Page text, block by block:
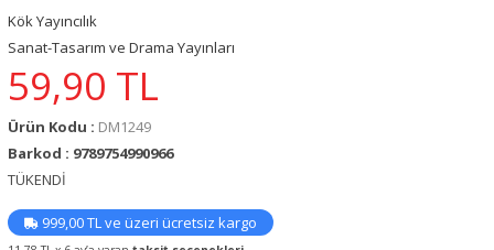
Kök Yayıncılık
Sanat-Tasarım ve Drama Yayınları
59,90 TL
Ürün Kodu : DM1249
Barkod : 9789754990966
TÜKENDİ
999,00 TL ve üzeri ücretsiz kargo